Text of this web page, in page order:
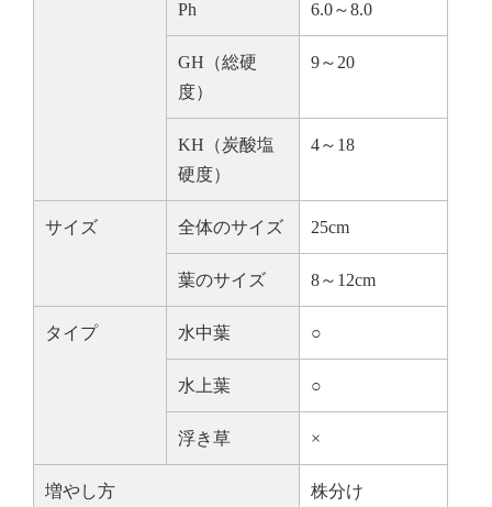
Ph 6.0～8.0
GH（総硬
度）
9～20
KH（炭酸塩
硬度）
4～18
サイズ 全体のサイズ 25cm
葉のサイズ 8～12cm
タイプ 水中葉 ○
水上葉 ○
浮き草 ×
増やし方 株分け